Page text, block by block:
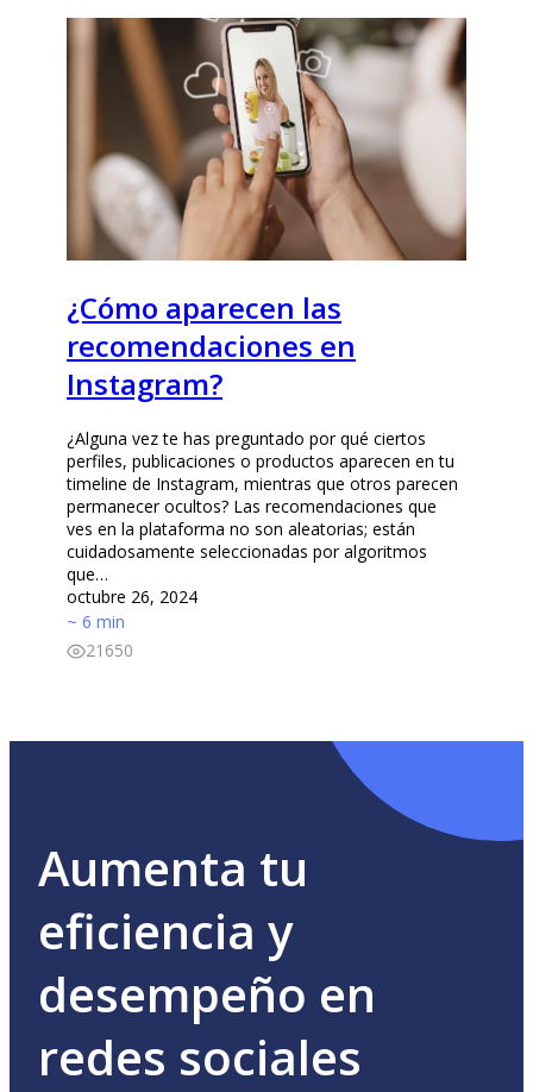
¿Cómo aparecen las
recomendaciones en
Instagram?
¿Alguna vez te has preguntado por qué ciertos
perfiles, publicaciones o productos aparecen en tu
timeline de Instagram, mientras que otros parecen
permanecer ocultos? Las recomendaciones que
ves en la plataforma no son aleatorias; están
cuidadosamente seleccionadas por algoritmos
que…
octubre 26, 2024
~ 6 min
21650
Aumenta tu
eficiencia y
desempeño en
redes sociales